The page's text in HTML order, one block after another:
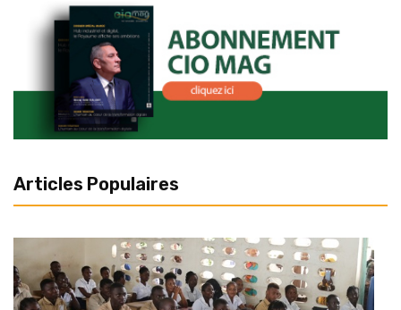
Articles Populaires